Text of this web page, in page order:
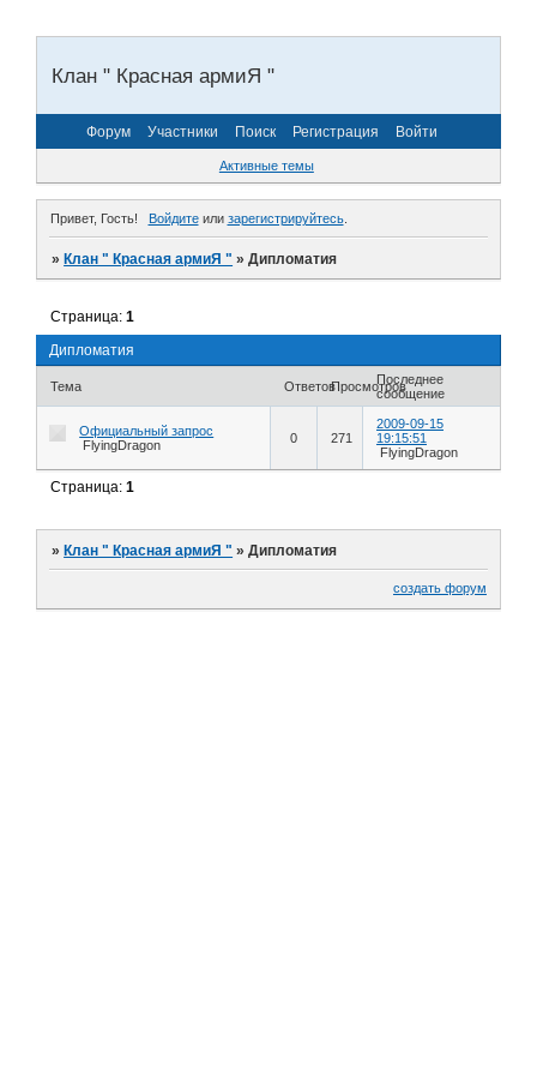
Клан " Красная армиЯ "
Форум Участники Поиск Регистрация Войти
Активные темы
Привет, Гость! Войдитеили зарегистрируйтесь.
»Клан " Красная армиЯ " »Дипломатия
Дипломатия
Страница:1
Тема ОтветовПросмотровПоследнее
сообщение
Официальный запрос
FlyingDragon
0 271
2009-09-15
19:15:51
FlyingDragon
Страница:1
»Клан " Красная армиЯ " »Дипломатия
создать форум